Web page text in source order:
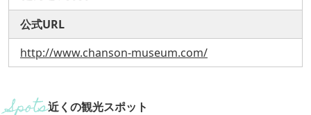
公式URL
http://www.chanson-museum.com/
近くの観光スポット